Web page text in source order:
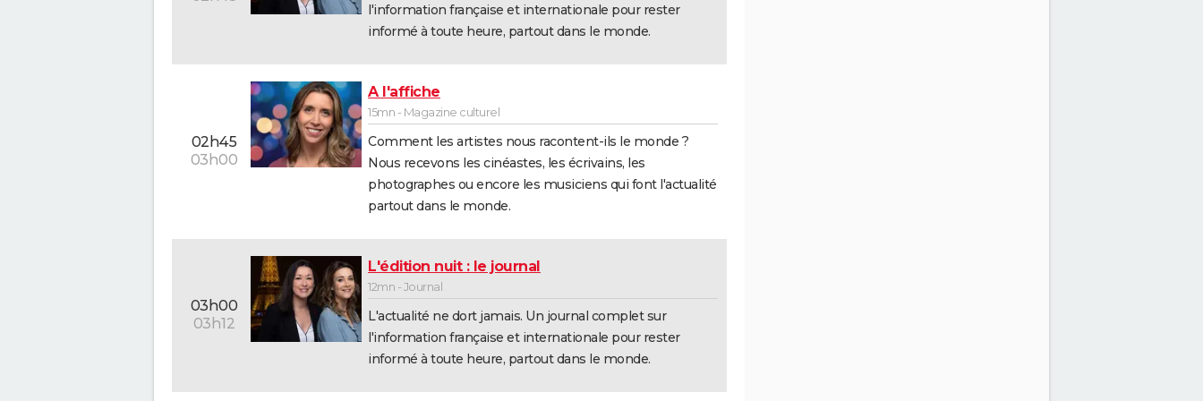
l'information française et internationale pour rester
informé à toute heure, partout dans le monde.
02h45
03h00
A l'affiche
15mn - Magazine culturel
Comment les artistes nous racontent-ils le monde ?
Nous recevons les cinéastes, les écrivains, les
photographes ou encore les musiciens qui font l'actualité
partout dans le monde.
03h00
03h12
L'édition nuit : le journal
12mn - Journal
L'actualité ne dort jamais. Un journal complet sur
l'information française et internationale pour rester
informé à toute heure, partout dans le monde.